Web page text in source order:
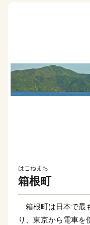
はこねまち
箱根町
箱根町は日本で最
り、東京から電車を